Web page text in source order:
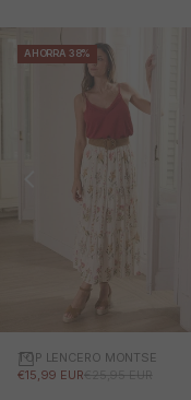
AHORRA 38%
TOP LENCERO MONTSE
PRECIO DE OFERTA
€15,99 EURPRECIO NORMAL
€25,95 EUR